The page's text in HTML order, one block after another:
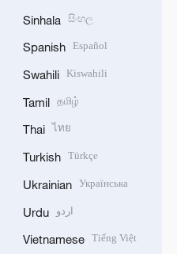
Sinhala සිංහල
Spanish Español
Swahili Kiswahili
Tamil தமிழ்
Thai ไทย
Turkish Türkçe
Ukrainian Українська
Urdu اردو
Vietnamese Tiếng Việt